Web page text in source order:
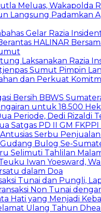
Meluas, Wakapolda
Langsung Padamkan
Gelar Razia
HALINAR
Laksanakan Razia
Sumut Pimpin
dan Perkuat
Bersih BBWS
untuk 18.500
Periode, Dedi Rizaldi
Satgas PD II GM
Serbu Penjualan
Bulog Se-
Selimuti Tahlilan
Iwan Yoesward,
dalam Doa
Tunai dan Pungli,
Non Tunai
Hati yang Menjadi
Ulang Tahun